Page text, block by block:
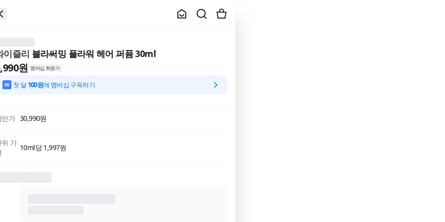
이즐리 블라써밍 플라워 헤어 퍼퓸 30ml
원 멤버십 회원가
첫 달100원에 멤버십 구독하기
반가 30,990원
위 가
10ml당 1,997원